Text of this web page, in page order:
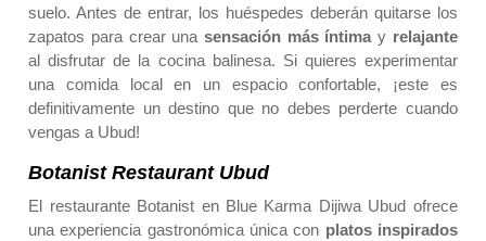
suelo. Antes de entrar, los huéspedes deberán quitarse los
zapatos para crear una sensación más íntima y relajante
al disfrutar de la cocina balinesa. Si quieres experimentar
una comida local en un espacio confortable, ¡este es
definitivamente un destino que no debes perderte cuando
vengas a Ubud!
Botanist Restaurant Ubud
El restaurante Botanist en Blue Karma Dijiwa Ubud ofrece
una experiencia gastronómica única con platos inspirados